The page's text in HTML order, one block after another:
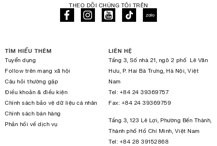
THEO DÕI CHÚNG TÔI TRÊN
TÌM HIỂU THÊM
Tuyển dụng
Follow trên mạng xã hội
Câu hỏi thường gặp
Điều khoản & điều kiện
Chính sách bảo vệ dữ liệu cá nhân
Chính sách bán hàng
Phản hồi về dịch vụ
LIÊN HỆ
Tầng 3, Số nhà 21, ngõ 2 phố Lê Văn
Hưu, P. Hai Bà Trưng, Hà Nội, Việt
Nam
Tel: +84 24 39369757
Fax: +84 24 39369759
Tầng 3, 123 Lê Lợi, Phường Bến Thành,
Thành phố Hồ Chí Minh, Việt Nam
Tel: +84 28 39152868